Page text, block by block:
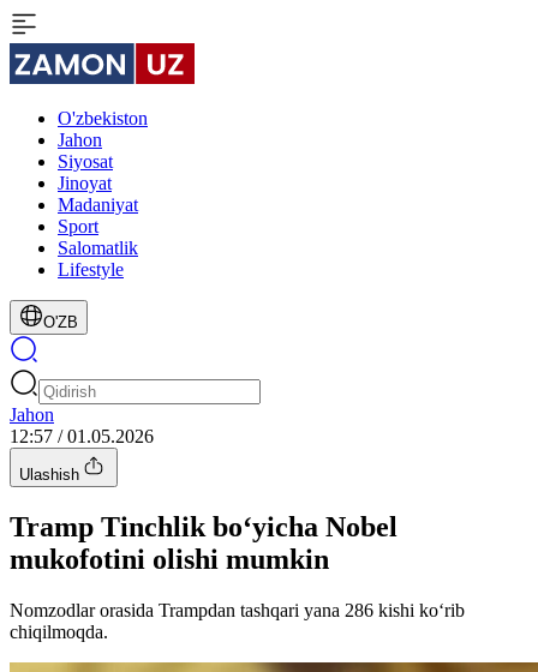
O'zbekiston
Jahon
Siyosat
Jinoyat
Madaniyat
Sport
Salomatlik
Lifestyle
O'ZB
Jahon
12:57 / 01.05.2026
Ulashish
Tramp Tinchlik bo‘yicha Nobel
mukofotini olishi mumkin
Nomzodlar orasida Trampdan tashqari yana 286 kishi ko‘rib
chiqilmoqda.